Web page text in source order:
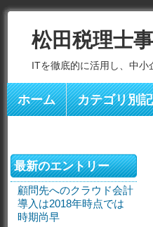
松田税理士
ITを徹底的に活用し、中
ホーム カテゴリ別
最新のエントリー
顧問先へのクラウド会計
導入は2018年時点では
時期尚早